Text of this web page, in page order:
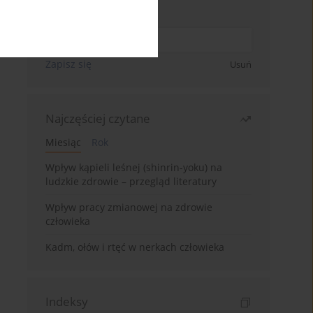
Zapisz się Usuń
Najczęściej czytane
Miesiąc
Rok
Wpływ kąpieli leśnej (shinrin-yoku) na
ludzkie zdrowie – przegląd literatury
Wpływ pracy zmianowej na zdrowie
człowieka
Kadm, ołów i rtęć w nerkach człowieka
Indeksy